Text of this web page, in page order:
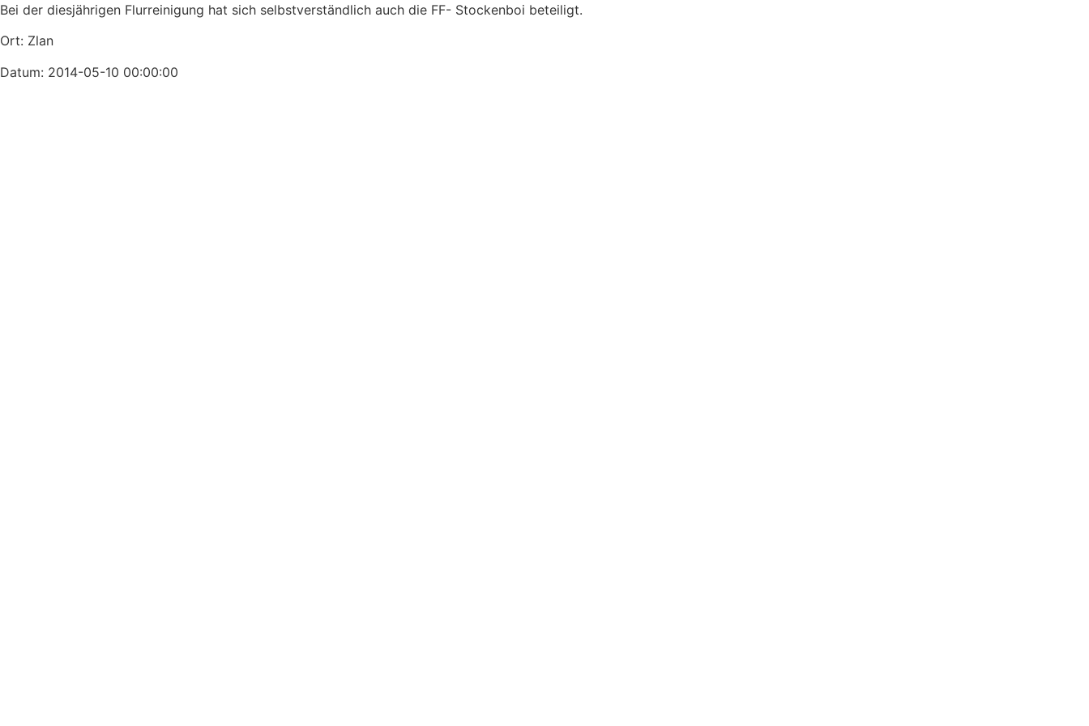
Bei der diesjährigen Flurreinigung hat sich selbstverständlich auch die FF- Stockenboi beteiligt.
Ort: Zlan
Datum: 2014-05-10 00:00:00